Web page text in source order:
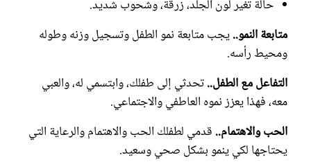
حالة تغير لون الجلد، زرقة، وشحوب شديد.
متابعة النمو..يجب متابعة نمو الطفل وتسجيل وزنه وطوله
ومحيط رأسه.
التفاعل مع الطفل..تحدثي إلى طفلك، وابتسمي له، والعبي
معه، فهذا يعزز نموه العاطفي والاجتماعي.
الحب والاهتمام.. قدمي لطفلك الحب والاهتمام والرعاية التي
يحتاجها لكي ينمو بشكل صحي وسعيد.